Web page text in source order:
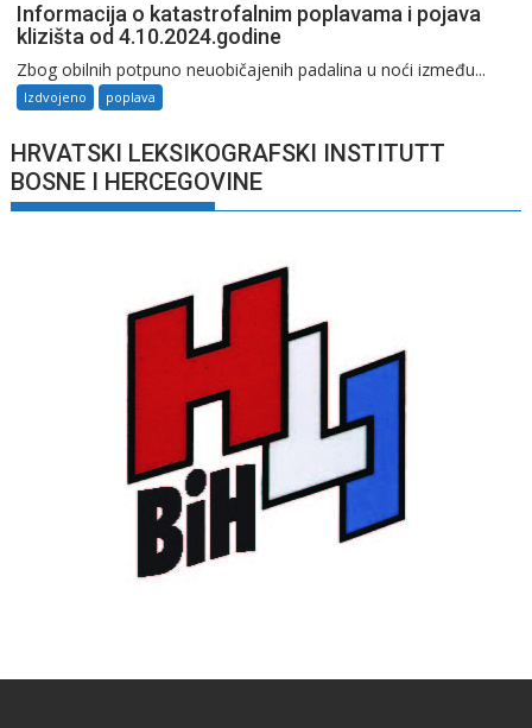
Informacija o katastrofalnim poplavama i pojava
klizišta od 4.10.2024.godine
Zbog obilnih potpuno neuobičajenih padalina u noći između...
Izdvojeno poplava
HRVATSKI LEKSIKOGRAFSKI INSTITUTT
BOSNE I HERCEGOVINE